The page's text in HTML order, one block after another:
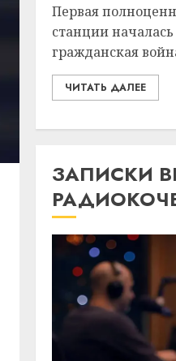
Первая
станции
гражданская
ЧИТАТЬ ДАЛЕЕ
ЗАПИСКИ